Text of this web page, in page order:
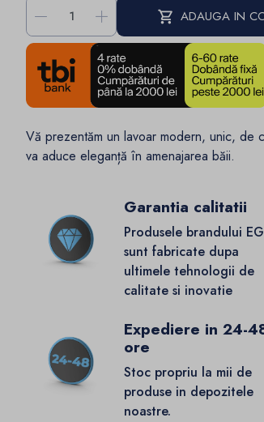
- + ADAUGA IN
Vă prezentăm un lavoar modern, unic, de
va aduce eleganță în amenajarea băii.
Garantia calitatii
Produsele brandului
sunt fabricate dupa
ultimele tehnologii de
calitate si inovatie
Expediere in 24-
ore
Stoc propriu la mii de
produse in depozitele
noastre.